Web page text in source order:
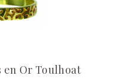
en Or Toulhoat